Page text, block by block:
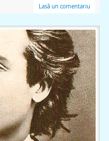
Lasă un comentariu